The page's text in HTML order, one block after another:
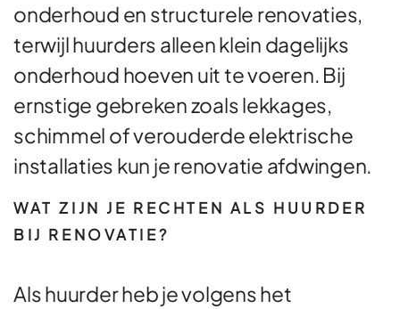
onderhoud en structurele renovaties,
terwijl huurders alleen klein dagelijks
onderhoud hoeven uit te voeren. Bij
ernstige gebreken zoals lekkages,
schimmel of verouderde elektrische
installaties kun je renovatie afdwingen.
WAT ZIJN JE RECHTEN ALS HUURDER
BIJ RENOVATIE?
Als huurder heb je volgens het